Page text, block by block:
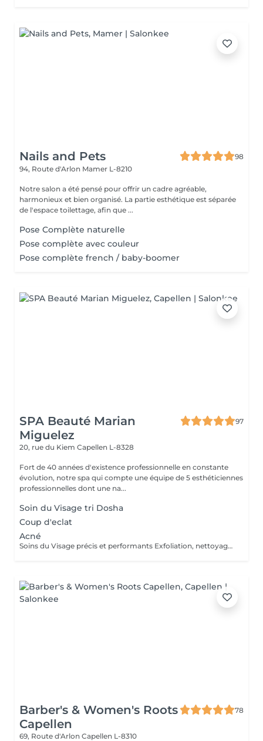
Nails and Pets
98
94, Route d'Arlon Mamer L-8210
Notre salon a été pensé pour offrir un cadre agréable,
harmonieux et bien organisé. La partie esthétique est séparée
de l'espace toilettage, afin que ...
Pose Complète naturelle
Pose complète avec couleur
Pose complète french / baby-boomer
SPA Beauté Marian
Miguelez
97
20, rue du Kiem Capellen L-8328
Fort de 40 années d'existence professionnelle en constante
évolution, notre spa qui compte une équipe de 5 esthéticiennes
professionnelles dont une na...
Soin du Visage tri Dosha
Coup d'eclat
Acné
Soins du Visage précis et performants Exfoliation, nettoyage de peau profond, sérum personnalisé, masque ciblé, constituent les étapes clés des soins du visage PHYTOMER. Les produits utilisés pour les soins du visage en instituts et spas offrent une efficacité professionnelle avec des textures spécifiques et des concentrations optimisées en actifs marins.
Barber's & Women's Roots
Capellen
78
69, Route d'Arlon Capellen L-8310